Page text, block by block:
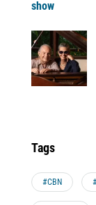
Tags
#CBN